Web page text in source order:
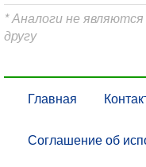
* Аналоги не
другу
Главная
Соглашение об